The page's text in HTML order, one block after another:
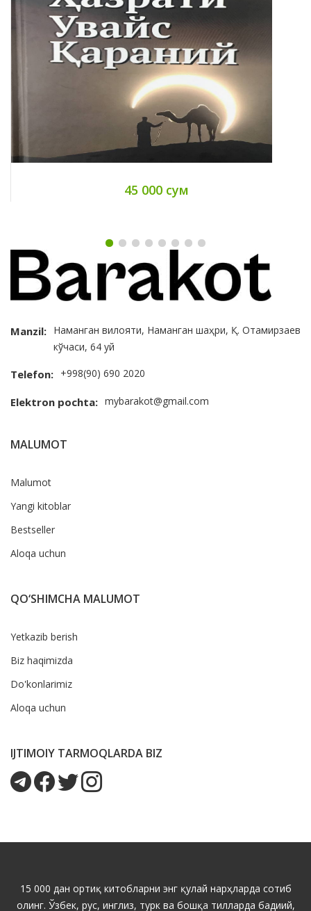
45 000 сум
Manzil: Наманган вилояти, Наманган шаҳри, Қ. Отамирзаев
кўчаси, 64 уй
Telefon: +998(90) 690 2020
Elektron pochta: mybarakot@gmail.com
MALUMOT
Malumot
Yangi kitoblar
Bestseller
Aloqa uchun
QO‘SHIMCHA MALUMOT
Yetkazib berish
Biz haqimizda
Do'konlarimiz
Aloqa uchun
IJTIMOIY TARMOQLARDA BIZ
15 000 дан ортиқ китобларни энг қулай нарҳларда сотиб
олинг. Ўзбек, рус, инглиз, турк ва бошқа тилларда бадиий,